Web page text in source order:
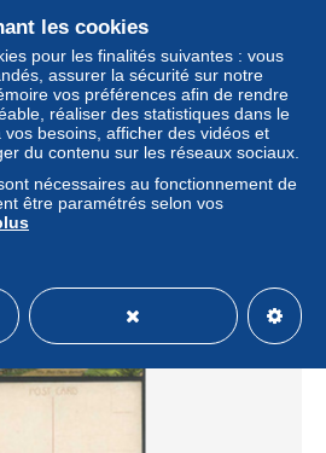
Postcard Easter Lily Flower Field
Flowers in Bloom
± 8,05 $US
Professionnel
les cookies
pour les finalités suivantes : vous
assurer la sécurité sur notre
vos préférences afin de rendre
réaliser des statistiques dans le
vos besoins, afficher des vidéos et
du contenu sur les réseaux sociaux.
nécessaires au fonctionnement de
être paramétrés selon vos